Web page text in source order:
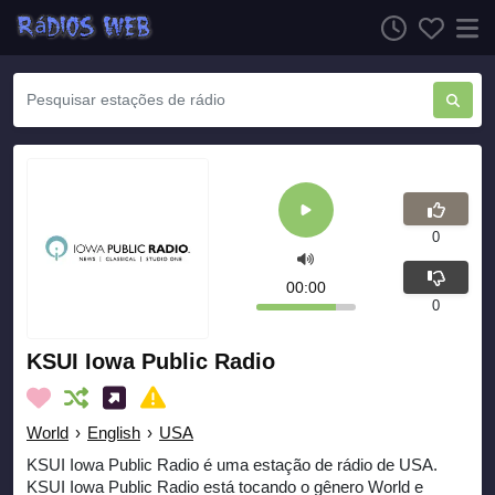
KSUI Iowa Public Radio
World › English › USA
KSUI Iowa Public Radio é uma estação de rádio de USA.
KSUI Iowa Public Radio está tocando o gênero World e
00:00
0
0